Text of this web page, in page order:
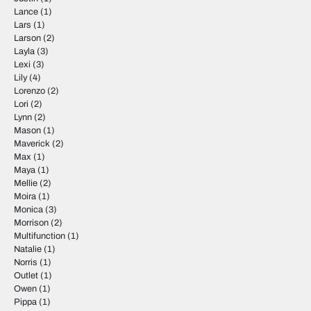
Lance (1)
Lars (1)
Larson (2)
Layla (3)
Lexi (3)
Lily(4)
Lorenzo (2)
Lori (2)
Lynn (2)
Mason (1)
Maverick (2)
Max (1)
Maya (1)
Mellie (2)
Moira (1)
Monica (3)
Morrison (2)
Multifunction (1)
Natalie (1)
Norris (1)
Outlet (1)
Owen (1)
Pippa (1)